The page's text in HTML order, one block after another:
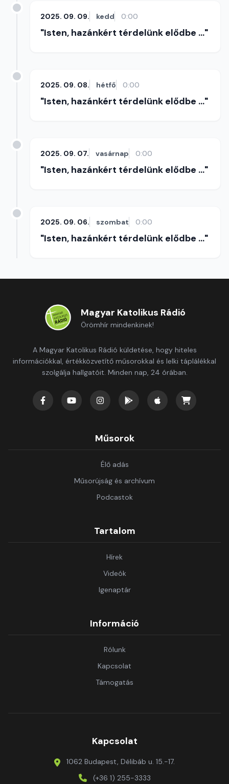
2025. 09. 09. kedd 0:00
"Isten, hazánkért térdelünk elődbe ..."
2025. 09. 08. hétfő 0:00
"Isten, hazánkért térdelünk elődbe ..."
2025. 09. 07. vasárnap 0:00
"Isten, hazánkért térdelünk elődbe ..."
2025. 09. 06. szombat 0:00
"Isten, hazánkért térdelünk elődbe ..."
Magyar Katolikus Rádió
Örömhír mindenkinek!
A Magyar Katolikus Rádió küldetése, hogy hiteles
információkkal, értékközvetítő műsorokkal és lelki táplálékkal
szolgálja hallgatóit. Minden nap, 24 órában.
Műsorok
Élő adás
Műsorújság és archívum
Podcastok
Tartalom
Hírek
Videók
Igenaptár
Információ
Rólunk
Kapcsolat
Támogatás
Kapcsolat
1062 Budapest, Délibáb u. 15.-17.
(+36 1) 255-3333